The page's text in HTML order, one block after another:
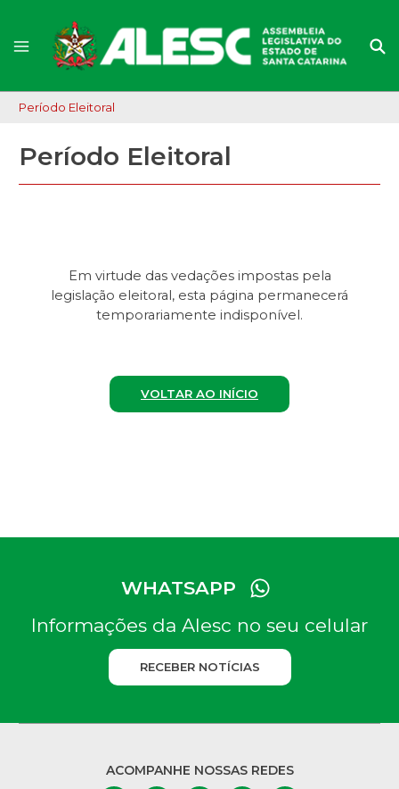
Período Eleitoral
Período Eleitoral
Em virtude das vedações impostas pela
legislação eleitoral, esta página permanecerá
temporariamente indisponível.
VOLTAR AO INÍCIO
WHATSAPP
Informações da Alesc no seu celular
RECEBER NOTÍCIAS
ACOMPANHE NOSSAS REDES